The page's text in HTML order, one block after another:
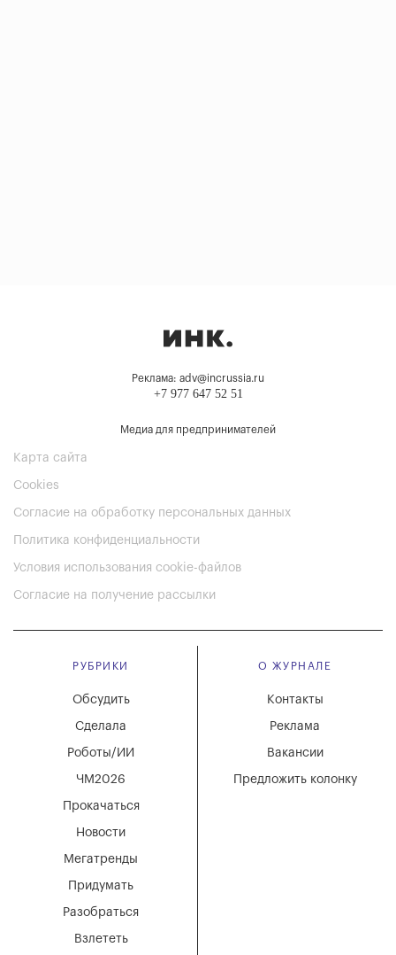
Реклама: adv@incrussia.ru
+7 977 647 52 51
Медиа для предпринимателей
Карта сайта
Cookies
Согласие на обработку персональных данных
Политика конфиденциальности
Условия использования cookie-файлов
Согласие на получение рассылки
РУБРИКИ
Мегатренды
Придумать
Разобраться
Взлететь
Новости
Обсудить
Сделала
Роботы/ИИ
ЧМ2026
Прокачаться
О ЖУРНАЛЕ
Вакансии
Реклама
Контакты
Предложить колонку